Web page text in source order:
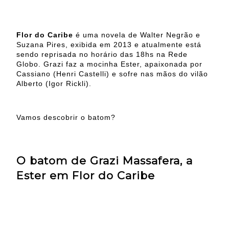
Flor do Caribe é uma novela de Walter Negrão e
Suzana Pires, exibida em 2013 e atualmente está
sendo reprisada no horário das 18hs na Rede
Globo. Grazi faz a mocinha Ester, apaixonada por
Cassiano (Henri Castelli) e sofre nas mãos do vilão
Alberto (Igor Rickli).
Vamos descobrir o batom?
O batom de Grazi Massafera, a
Ester em Flor do Caribe